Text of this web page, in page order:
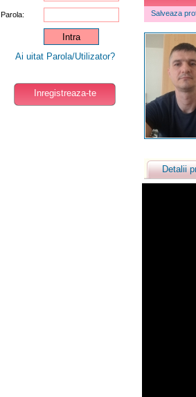
Parola:
Ai uitat Parola/Utilizator?
Inregistreaza-te
Salveaza
Detalii